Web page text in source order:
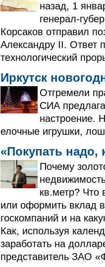
назад, 1
генерал-
Корсаков отправил
Александру II. Ответ
технологический
Иркутск
Отгремели
СИА
настроение.
елочные игрушки,
«Покупать надо,
Почему
кв.метр? Что
или оформить вклад
госкомпаний и на
Как, используя
заработать на
представитель ЗАО